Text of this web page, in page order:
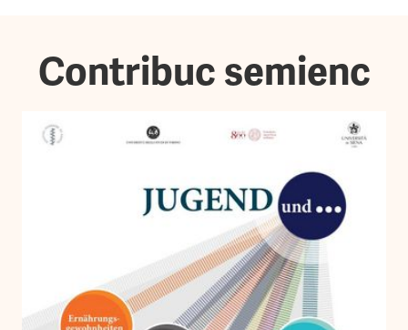
Contribuc semienc